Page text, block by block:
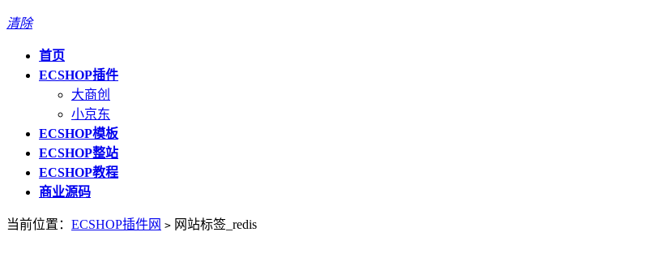
清除
首页
ECSHOP插件
大商创
小京东
ECSHOP模板
ECSHOP整站
ECSHOP教程
商业源码
当前位置： ECSHOP插件网 > 网站标签_redis